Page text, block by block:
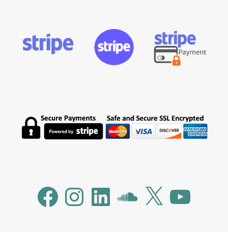
FacebookInstagramLinkedInSoundCloud
X YouTube